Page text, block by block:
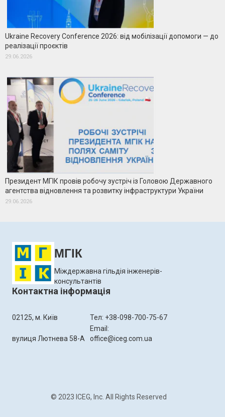
Ukraine Recovery Conference 2026: від мобілізації допомоги — до
реалізації проєктів
29.06.2026
Президент МГІК провів робочу зустріч із Головою Державного
агентства відновлення та розвитку інфраструктури України
29.06.2026
МГІК
Міждержавна гільдія інженерів-
консультантів
Контактна інформація
02125, м. Київ
вулиця Лютнева 58-А
Тел: +38-098-700-75-67
Email:
office@iceg.com.ua
© 2023 ICEG, Inc. All Rights Reserved